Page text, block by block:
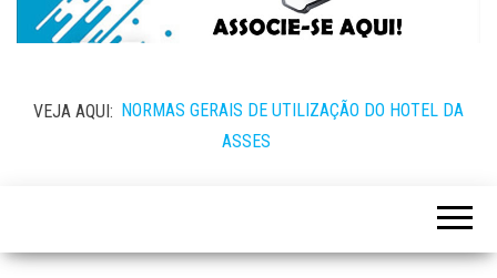
VEJA AQUI: NORMAS GERAIS DE UTILIZAÇÃO DO HOTEL DA
ASSES